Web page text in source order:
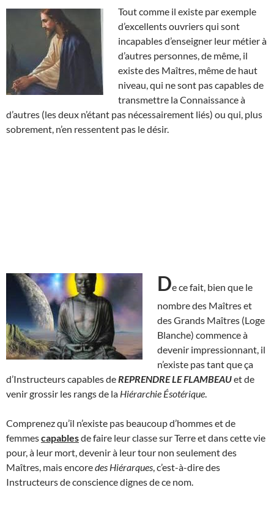
Tout comme il existe par exemple
d’excellents ouvriers qui sont
incapables d’enseigner leur métier à
d’autres personnes, de même, il
existe des Maîtres, même de haut
niveau, qui ne sont pas capables de
transmettre la Connaissance à
d’autres (les deux n’étant pas nécessairement liés) ou qui, plus
sobrement, n’en ressentent pas le désir.
De ce fait, bien que le
nombre des Maîtres et
des Grands Maîtres (Loge
Blanche) commence à
devenir impressionnant, il
n’existe pas tant que ça
d’Instructeurs capables de REPRENDRE LE FLAMBEAUet de
venir grossir les rangs de la Hiérarchie Ésotérique
Comprenez qu’il n’existe pas beaucoup d’hommes et de
femmescapablesde faire leur classe sur Terre et dans cette vie
pour, à leur mort, devenir à leur tour non seulement des
Maîtres, mais encoredes Hiérarques , c’est-à-dire des
Instructeurs de conscience dignes de ce nom.